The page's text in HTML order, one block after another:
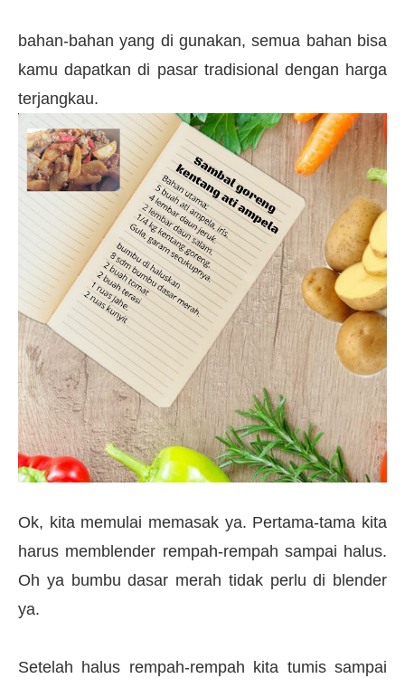
bahan-bahan yang di gunakan, semua bahan bisa
kamu dapatkan di pasar tradisional dengan harga
terjangkau.
Ok, kita memulai memasak ya. Pertama-tama kita
harus memblender rempah-rempah sampai halus.
Oh ya bumbu dasar merah tidak perlu di blender
ya.
Setelah halus rempah-rempah kita tumis sampai